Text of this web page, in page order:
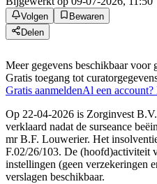
Volgen
Bewaren
Delen
Meer gegevens beschikbaar voor
Gratis toegang tot
Gratis aanmeldenAl een
Op 22-04-2026 is Zorginvest
verklaard nadat de surseance
mr B.F. Louwerier. Het
F.02/26/103. De (hoofd)activiteit
instellingen (geen verzekeringen
verslagen beschikbaar.